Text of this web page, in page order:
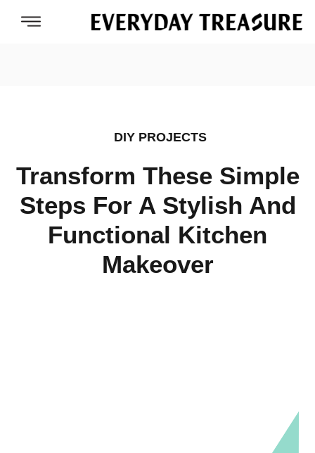
DIY PROJECTS
Transform These Simple
Steps For A Stylish And
Functional Kitchen
Makeover